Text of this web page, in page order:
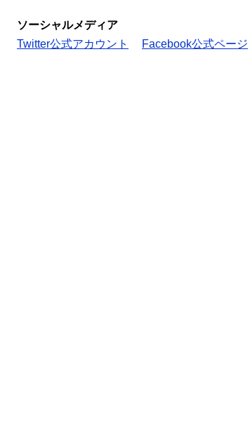
ソーシャルメディア
Twitter公式アカウント
Facebook公式ページ